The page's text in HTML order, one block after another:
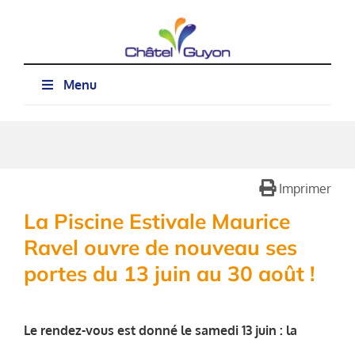
Menu
Imprimer
La Piscine Estivale Maurice
Ravel ouvre de nouveau ses
portes du 13 juin au 30 août !
Le rendez-vous est donné le samedi 13 juin : la